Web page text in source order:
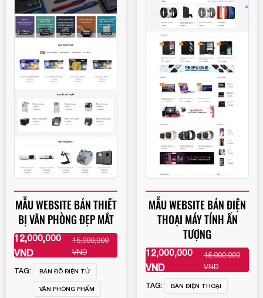
MẪU WEBSITE BÁN THIẾT
BỊ VĂN PHÒNG ĐẸP MẮT
12,000,000
VND
15,000,000
VND
XEM THÊM
TAG: BÁN ĐỒ ĐIỆN TỬ
VĂN PHÒNG PHẨM
MẪU WEBSITE BÁN ĐIỆN
THOẠI MÁY TÍNH ẤN
TƯỢNG
12,000,000
VND
15,000,000
VND
XEM THÊM
TAG: BÁN ĐIỆN THOẠI